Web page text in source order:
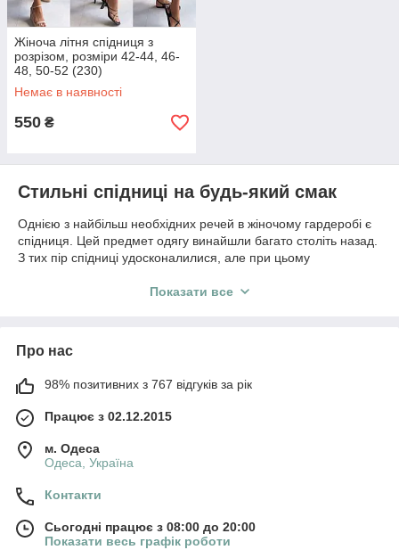
Жіноча літня спідниця з
розрізом, розміри 42-44, 46-
48, 50-52 (230)
Немає в наявності
550 ₴
Стильні спідниці на будь-який смак
Однією з найбільш необхідних речей в жіночому гардеробі є
спідниця. Цей предмет одягу винайшли багато століть назад.
З тих пір спідниці удосконалилися, але при цьому
зміни торкнулися фасону цієї деталі гардероба.
моделями, спідницями з баскою, годе, з запахом, моделями
спідниці стали прикрашати різними аксесуарами: від пасків
Не варто забувати і про колірній гамі. Зараз
в інтернеті
червоною, пікантною рожевого, зеленого, фіолетового і мати
Спідниці підходять абсолютно всім представницям
стилістику моделі.
Показати все
Про нас
98% позитивних з 767 відгуків за рік
Працює з 02.12.2015
м. Одеса
Одеса, Україна
Контакти
Сьогодні працює з 08:00 до 20:00
Показати весь графік роботи